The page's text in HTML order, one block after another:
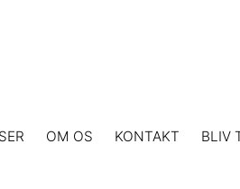
OM OS KONTAKT BLIV